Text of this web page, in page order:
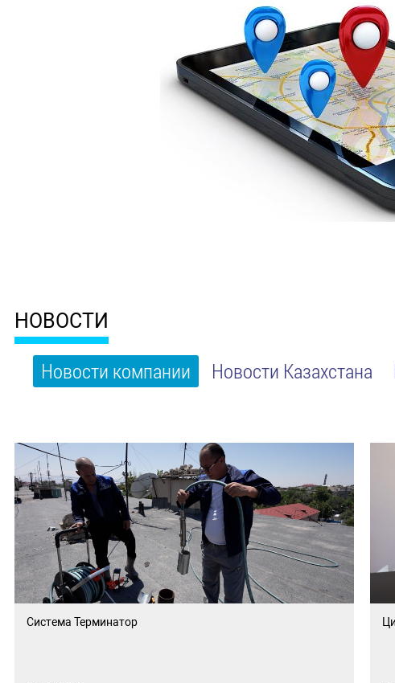
НОВОСТИ
Новости компании Новости Казахстана
Система Терминатор